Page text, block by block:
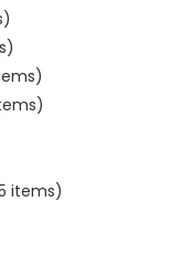
items)